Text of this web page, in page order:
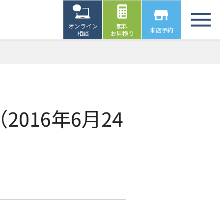
オンライン
相談
無料
お見積り
来店予約
年6月24